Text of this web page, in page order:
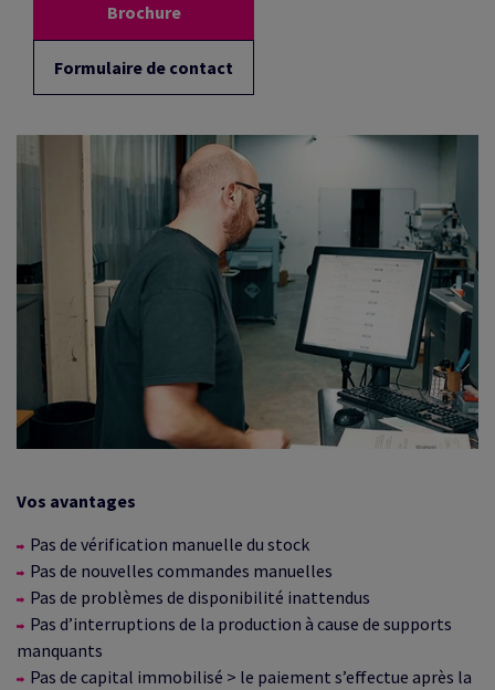
Brochure
Formulaire de contact
Vos avantages
Pas de vérification manuelle du stock
Pas de nouvelles commandes manuelles
Pas de problèmes de disponibilité inattendus
Pas d’interruptions de la production à cause de supports
manquants
Pas de capital immobilisé > le paiement s’effectue après la